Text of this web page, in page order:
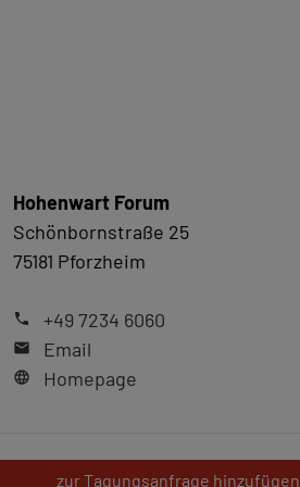
Hohenwart Forum
Schönbornstraße 25
75181 Pforzheim
phone +49 7234 6060
mail Email
language Homepage
zur Tagungsanfrage hinzufügen